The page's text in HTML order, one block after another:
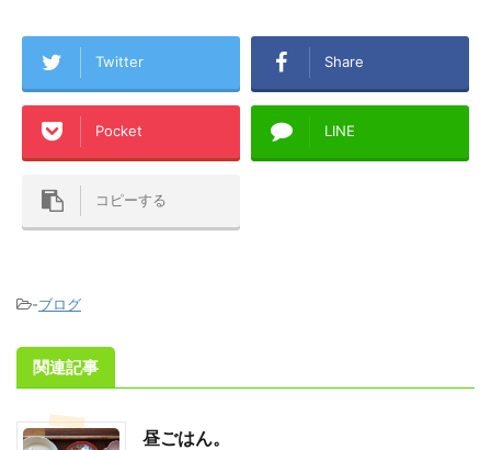
Twitter Share
Pocket LINE
コピーする
-ブログ
関連記事
昼ごはん。